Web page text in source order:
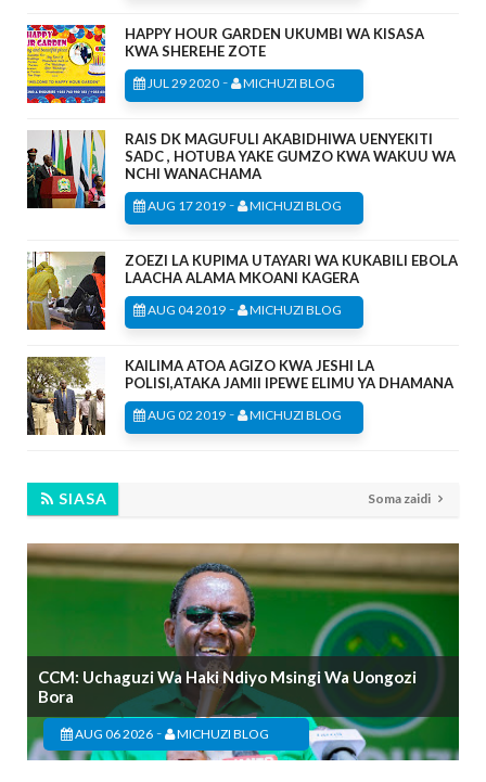
HAPPY HOUR GARDEN UKUMBI WA KISASA
KWA SHEREHE ZOTE
JUL 29 2020 - MICHUZI BLOG
RAIS DK MAGUFULI AKABIDHIWA UENYEKITI
SADC , HOTUBA YAKE GUMZO KWA WAKUU WA
NCHI WANACHAMA
AUG 17 2019 - MICHUZI BLOG
ZOEZI LA KUPIMA UTAYARI WA KUKABILI EBOLA
LAACHA ALAMA MKOANI KAGERA
AUG 04 2019 - MICHUZI BLOG
KAILIMA ATOA AGIZO KWA JESHI LA
POLISI,ATAKA JAMII IPEWE ELIMU YA DHAMANA
AUG 02 2019 - MICHUZI BLOG
SIASA Soma zaidi
CCM: Uchaguzi Wa Haki Ndiyo Msingi Wa Uongozi
Bora
AUG 06 2026 - MICHUZI BLOG